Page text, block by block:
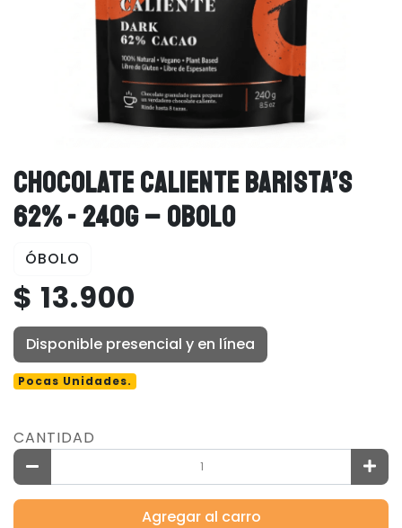
CHOCOLATE CALIENTE BARISTA’S
62% - 240G – OBOLO
ÓBOLO
$ 13.900
Disponible presencial y en línea
Pocas Unidades.
CANTIDAD
Agregar al carro